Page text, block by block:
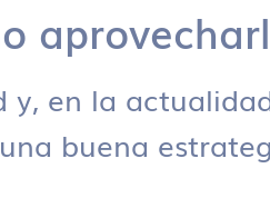
y, en la
buena